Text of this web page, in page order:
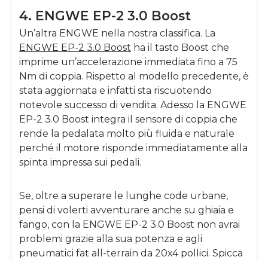
4. ENGWE EP-2 3.0 Boost
Un’altra ENGWE nella nostra classifica. La
ENGWE EP-2 3.0 Boost ha il tasto Boost che
imprime un’accelerazione immediata fino a 75
Nm di coppia. Rispetto al modello precedente, è
stata aggiornata e infatti sta riscuotendo
notevole successo di vendita. Adesso la ENGWE
EP-2 3.0 Boost integra il sensore di coppia che
rende la pedalata molto più fluida e naturale
perché il motore risponde immediatamente alla
spinta impressa sui pedali.
Se, oltre a superare le lunghe code urbane,
pensi di volerti avventurare anche su ghiaia e
fango, con la ENGWE EP-2 3.0 Boost non avrai
problemi grazie alla sua potenza e agli
pneumatici fat all-terrain da 20x4 pollici. Spicca